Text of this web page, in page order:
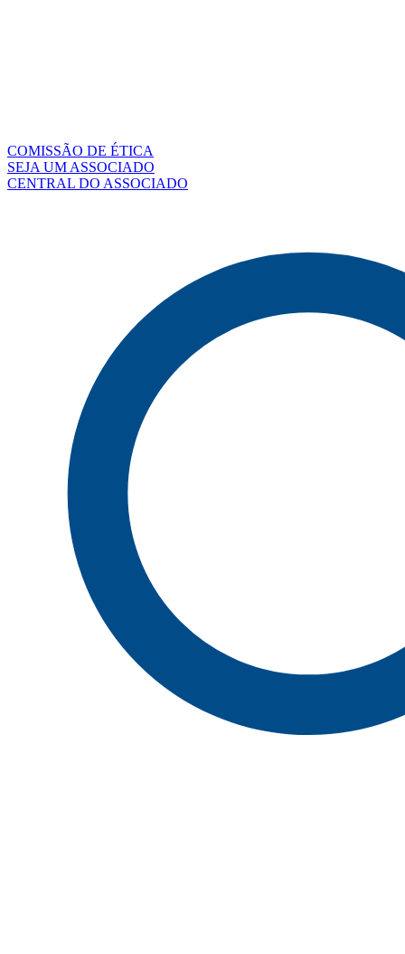
COMISSÃO DE ÉTICA
SEJA UM ASSOCIADO
CENTRAL DO ASSOCIADO